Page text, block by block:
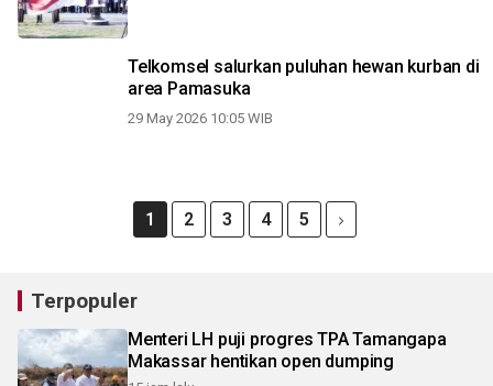
Telkomsel salurkan puluhan hewan kurban di
area Pamasuka
29 May 2026 10:05 WIB
1 2 3 4 5
Terpopuler
Menteri LH puji progres TPA Tamangapa
Makassar hentikan open dumping